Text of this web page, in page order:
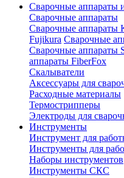
Сварочные аппараты
Сварочные аппараты
Сварочные аппараты
Fujikura Сварочные
Сварочные аппараты
аппараты FiberFox
Скалыватели
Аксессуары для
Расходные материалы
Термострипперы
Электроды для
Инструменты
Инструмент для
Инструменты для
Наборы инструментов
Инструменты СКС